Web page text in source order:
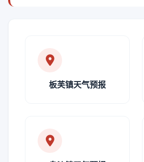
板芙镇天气预报